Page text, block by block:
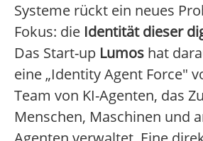
Systeme rückt ein neues
Fokus: die Identität dieser
Das Start-up Lumos hat
eine „Identity Agent Force"
Team von KI-Agenten, das
Menschen, Maschinen und